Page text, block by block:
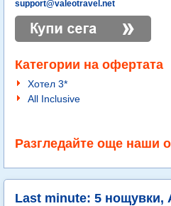
support@valeotravel.net
Категории на офертата
Хотел 3*
All Inclusive
Разгледайте още наши
Last minute: 5 нощувки,